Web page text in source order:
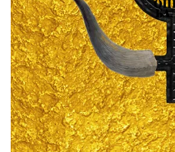
Водемон («Иоланта»), Каварадосси
маскарад»), Андрей Морозов
ди Ламмермур»), Герцог («Риголетто»),
Синодал («Демон»), Поллион («Норма),
Керлью»), Собинин («Жизнь за царя»),
мышь»).
Также в репертуаре:
Князь («Русалка» А.С.
Кащей («Кащей бессмертный»
Корсакова)